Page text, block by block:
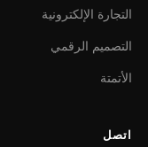
التجارة الإلكترونية
التصميم الرقمي
الأتمتة
اتصل